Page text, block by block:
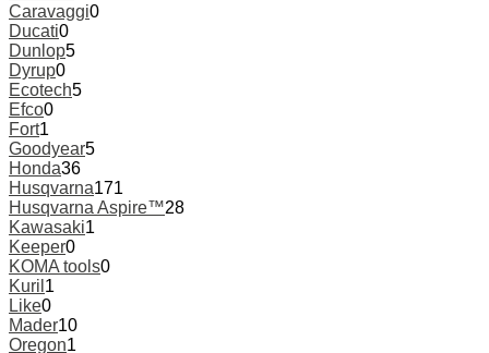
Caravaggi0
Ducati0
Dunlop5
Dyrup0
Ecotech5
Efco0
Fort1
Goodyear5
Honda36
Husqvarna171
Husqvarna Aspire™28
Kawasaki1
Keeper0
KOMA tools0
Kuril 1
Like0
Mader10
Oregon1